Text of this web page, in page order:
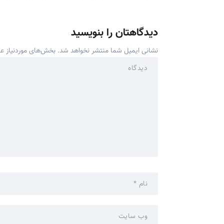
دیدگاهتان را بنویسید
نشانی ایمیل شما منتشر نخواهد شد. بخش‌های موردنیاز